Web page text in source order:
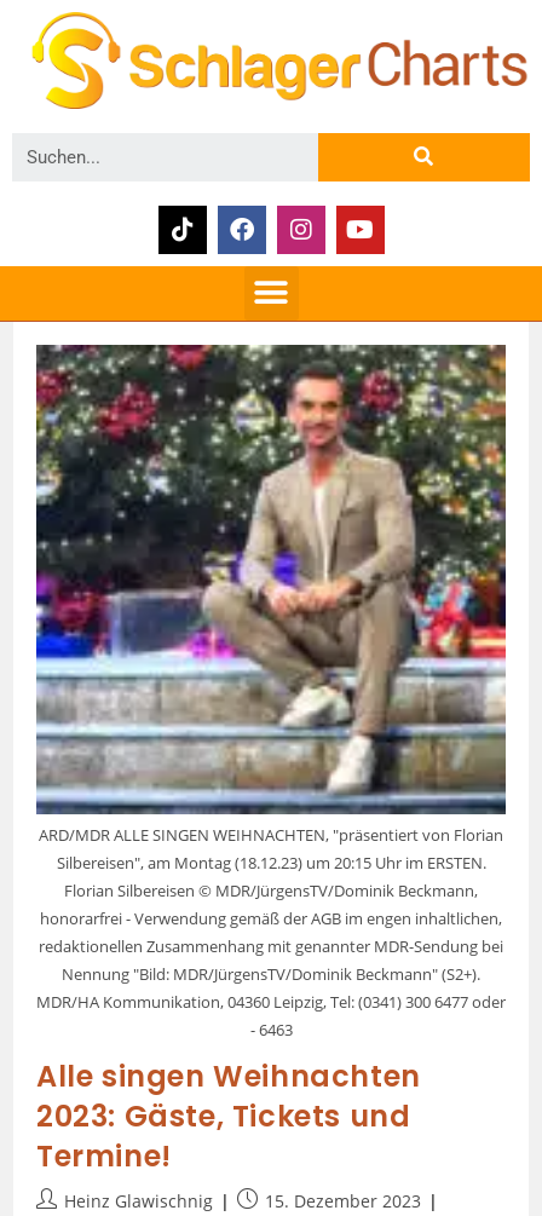
ARD/MDR ALLE SINGEN WEIHNACHTEN, "präsentiert von Florian
Silbereisen", am Montag (18.12.23) um 20:15 Uhr im ERSTEN.
Florian Silbereisen © MDR/JürgensTV/Dominik Beckmann,
honorarfrei - Verwendung gemäß der AGB im engen inhaltlichen,
redaktionellen Zusammenhang mit genannter MDR-Sendung bei
Nennung "Bild: MDR/JürgensTV/Dominik Beckmann" (S2+).
MDR/HA Kommunikation, 04360 Leipzig, Tel: (0341) 300 6477 oder
- 6463
Alle singen Weihnachten
2023: Gäste, Tickets und
Termine!
Heinz Glawischnig
15. Dezember 2023